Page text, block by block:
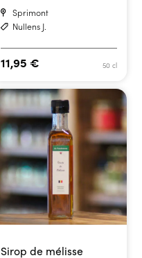
Sprimont
Nullens J.
50 cl
11,95 €
Sirop de mélisse